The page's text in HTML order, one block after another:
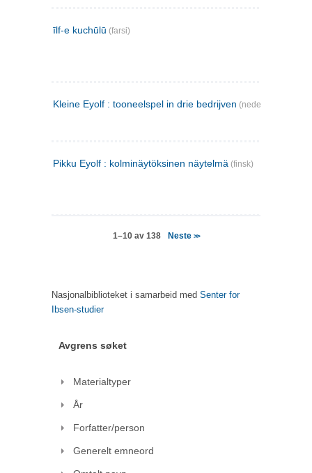
īlf-e kuchūlū (farsi)
Kleine Eyolf : tooneelspel in drie bedrijven (nederlandsk)
Pikku Eyolf : kolminäytöksinen näytelmä (finsk)
1–10 av 138 Neste >>
Nasjonalbiblioteket i samarbeid med Senter for
Ibsen-studier
Avgrens søket
Materialtyper
År
Forfatter/person
Generelt emneord